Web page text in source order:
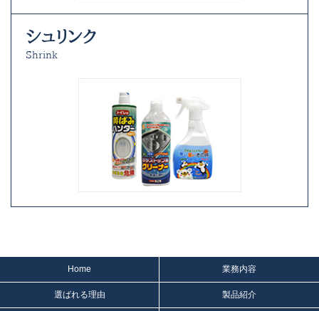
シュリンク
Shrink
Home 業務内容
選ばれる理由 製品紹介